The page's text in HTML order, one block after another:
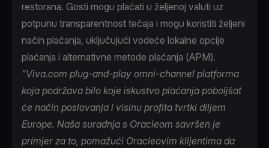
restorana. Gosti mogu plaćati u željenoj valuti uz
potpunu transparentnost tečaja i mogu koristiti željeni
način plaćanja, uključujući vodeće lokalne opcije
plaćanja i alternativne metode plaćanja (APM).
“Viva.com plug-and-play omni-channel platforma
koja podržava bilo koje iskustvo plaćanja poboljšat
će način poslovanja i visinu profita tvrtki diljem
Europe. Naša suradnja s Oracleom savršen je
primjer za to, pomažući Oracleovim klijentima da